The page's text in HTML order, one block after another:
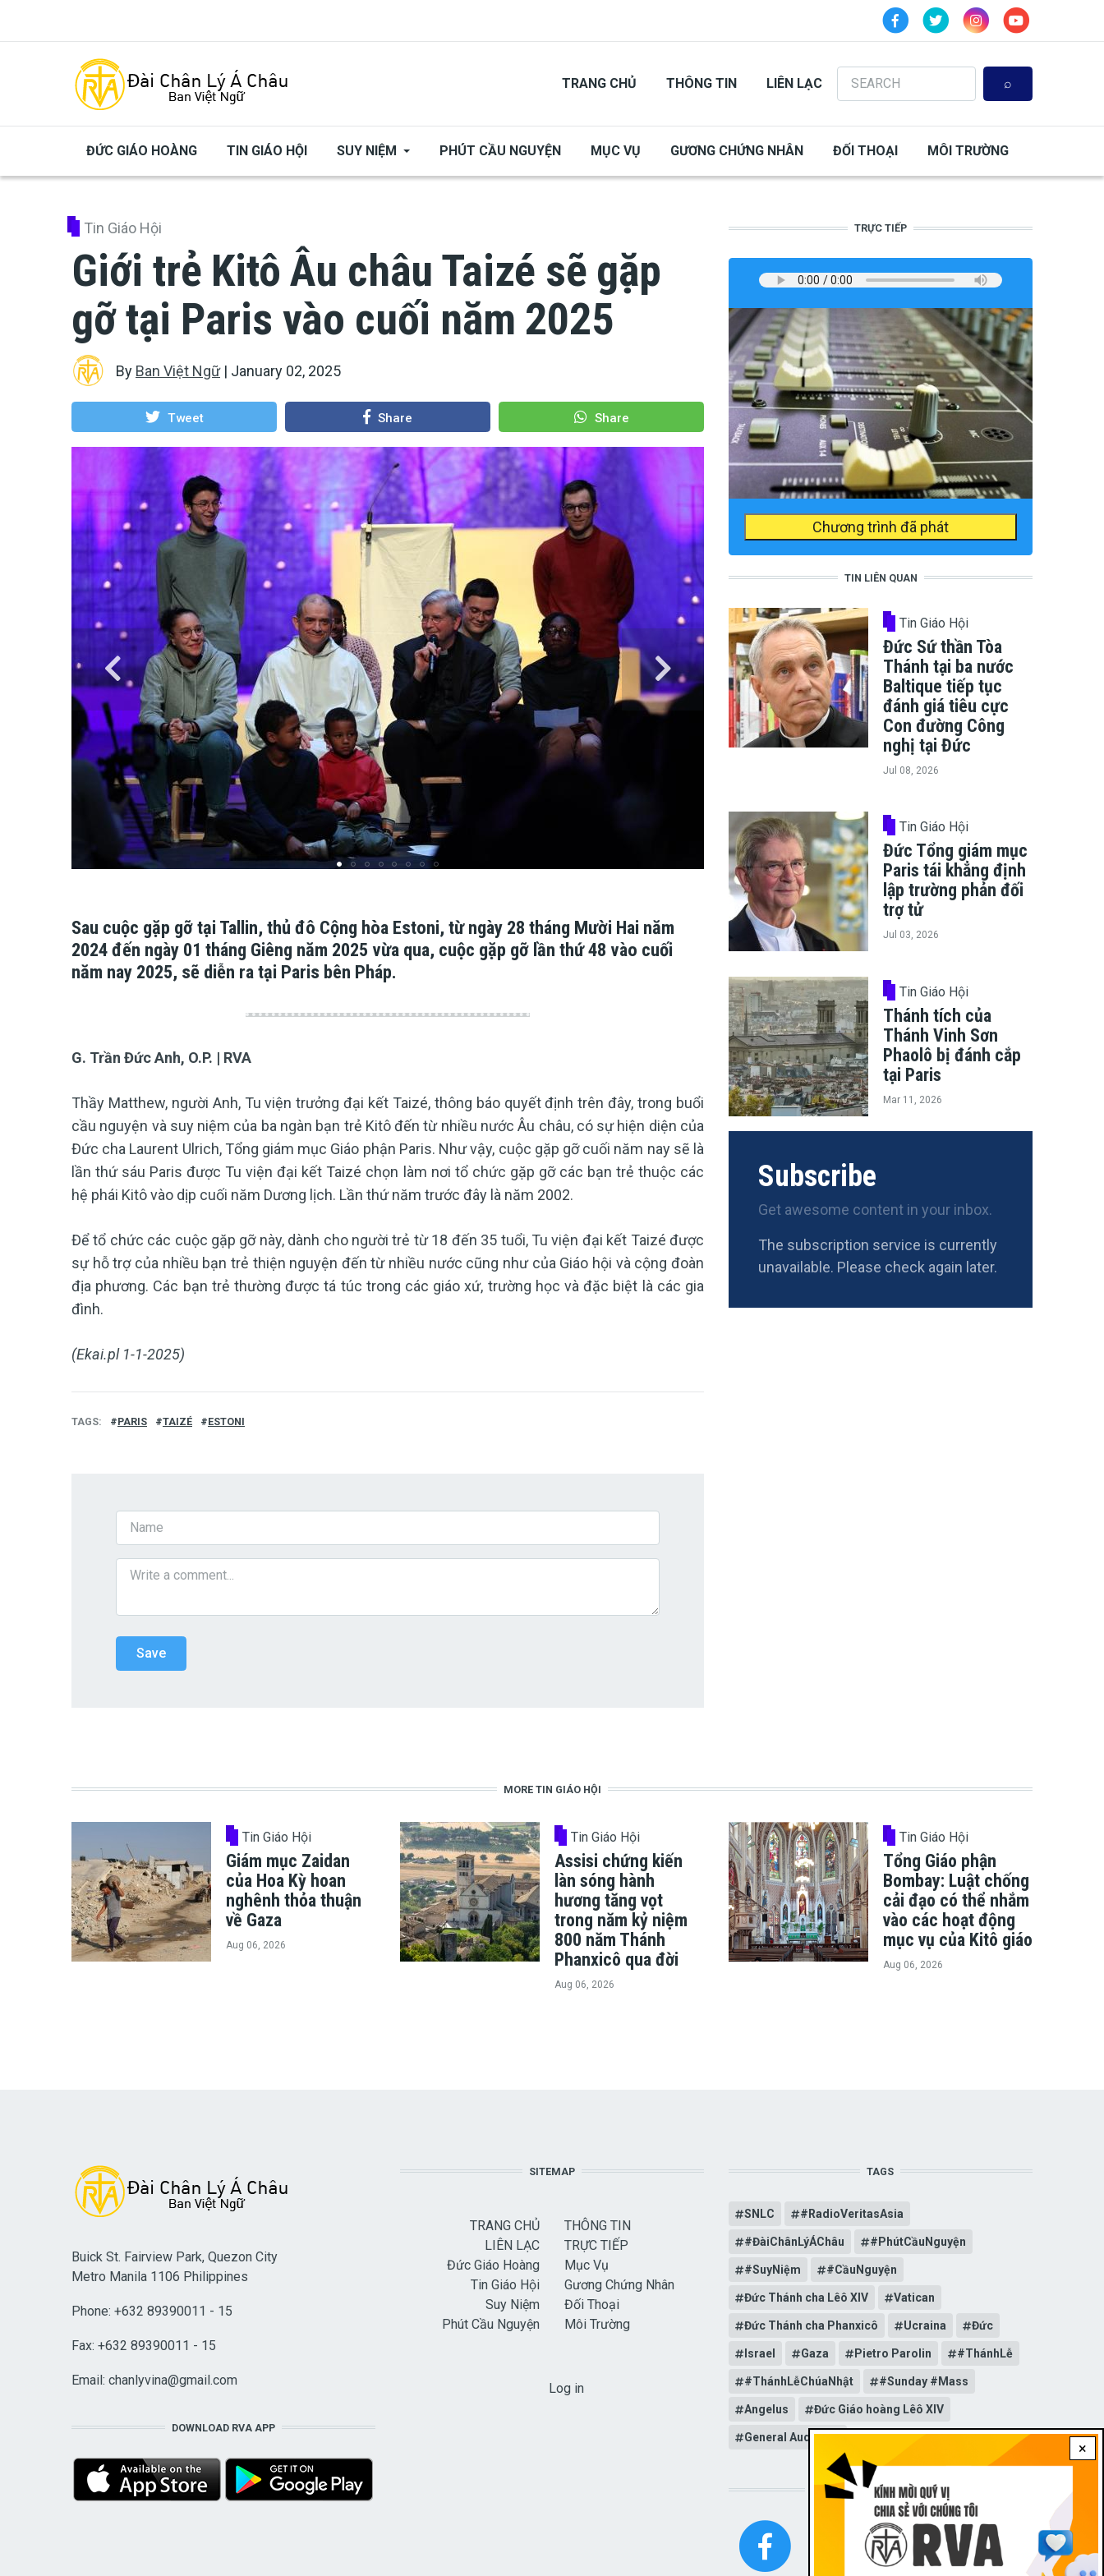
TRANG CHỦ THÔNG TIN LIÊN LẠC
Search
ĐỨC GIÁO HOÀNG TIN GIÁO HỘI SUY NIỆM PHÚT CẦU NGUYỆN MỤC VỤ GƯƠNG CHỨNG NHÂN ĐỐI THOẠI MÔI TRƯỜNG
Tin Giáo Hội
Giới trẻ Kitô Âu châu Taizé sẽ gặp
gỡ tại Paris vào cuối năm 2025
By Ban Việt Ngữ| January 02, 2025
Tweet Share Share
Sau cuộc gặp gỡ tại Tallin, thủ đô Cộng hòa Estoni, từ ngày 28 tháng Mười Hai năm
2024 đến ngày 01 tháng Giêng năm 2025 vừa qua, cuộc gặp gỡ lần thứ 48 vào cuối
năm nay 2025, sẽ diễn ra tại Paris bên Pháp.
G. Trần Đức Anh, O.P. | RVA
Thầy Matthew, người Anh, Tu viện trưởng đại kết Taizé, thông báo quyết định trên đây, trong buổi
cầu nguyện và suy niệm của ba ngàn bạn trẻ Kitô đến từ nhiều nước Âu châu, có sự hiện diện của
Đức cha Laurent Ulrich, Tổng giám mục Giáo phận Paris. Như vậy, cuộc gặp gỡ cuối năm nay sẽ là
lần thứ sáu Paris được Tu viện đại kết Taizé chọn làm nơi tổ chức gặp gỡ các bạn trẻ thuộc các
hệ phái Kitô vào dịp cuối năm Dương lịch. Lần thứ năm trước đây là năm 2002.
Để tổ chức các cuộc gặp gỡ này, dành cho người trẻ từ 18 đến 35 tuổi, Tu viện đại kết Taizé được
sự hỗ trợ của nhiều bạn trẻ thiện nguyện đến từ nhiều nước cũng như của Giáo hội và cộng đoàn
địa phương. Các bạn trẻ thường được tá túc trong các giáo xứ, trường học và đặc biệt là các gia
đình.
(Ekai.pl 1-1-2025)
TAGS PARIS TAIZÉ ESTONI
TRỰC TIẾP
Chương trình đã phát
TIN LIÊN QUAN
Tin Giáo Hội
Đức Sứ thần Tòa
Thánh tại ba nước
Baltique tiếp tục
đánh giá tiêu cực
Con đường Công
nghị tại Đức
Jul 08, 2026
Tin Giáo Hội
Đức Tổng giám mục
Paris tái khẳng định
lập trường phản đối
trợ tử
Jul 03, 2026
Tin Giáo Hội
Thánh tích của
Thánh Vinh Sơn
Phaolô bị đánh cắp
tại Paris
Mar 11, 2026
Subscribe
Get awesome content in your inbox.
The subscription service is currently
unavailable. Please check again later.
MORE TIN GIÁO HỘI
Tin Giáo Hội
Giám mục Zaidan
của Hoa Kỳ hoan
nghênh thỏa thuận
về Gaza
Aug 06, 2026
Tin Giáo Hội
Assisi chứng kiến
làn sóng hành
hương tăng vọt
trong năm kỷ niệm
800 năm Thánh
Phanxicô qua đời
Aug 06, 2026
Tin Giáo Hội
Tổng Giáo phận
Bombay: Luật chống
cải đạo có thể nhắm
vào các hoạt động
mục vụ của Kitô giáo
Aug 06, 2026
×
Buick St. Fairview Park, Quezon City
Metro Manila 1106 Philippines
Phone: +632 89390011 - 15
Fax: +632 89390011 - 15
Email: chanlyvina@gmail.com
DOWNLOAD RVA APP
SITEMAP
TRANG CHỦ
LIÊN LẠC
Đức Giáo Hoàng
Tin Giáo Hội
Suy Niệm
Phút Cầu Nguyện
THÔNG TIN
TRỰC TIẾP
Mục Vụ
Gương Chứng Nhân
Đối Thoại
Môi Trường
Log in
TAGS
SNLC #RadioVeritasAsia
#ĐàiChânLýÁChâu #PhútCầuNguyện
#SuyNiệm #CầuNguyện
Đức Thánh cha Lêô XIV Vatican
Đức Thánh cha Phanxicô Ucraina Đức
Israel Gaza Pietro Parolin #ThánhLễ
#ThánhLễChúaNhật #Sunday #Mass
Angelus Đức Giáo hoàng Lêô XIV
General Audience
STAY CONNECTED WITH US!